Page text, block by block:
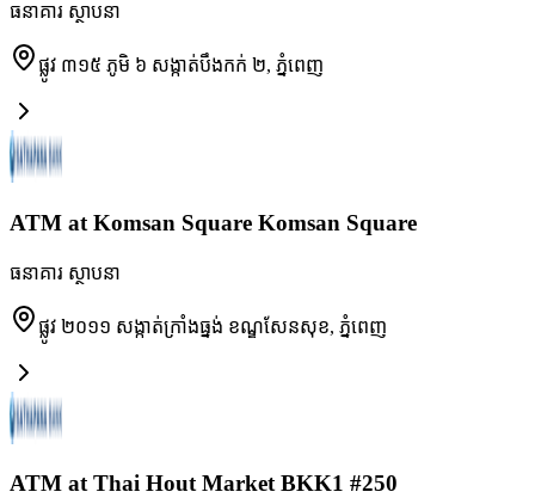
ធនាគារ ស្ថាបនា
ផ្លូវ ៣១៥ ភូមិ ៦ សង្កាត់បឹងកក់ ២, ភ្នំពេញ
ATM at Komsan Square Komsan Square
ធនាគារ ស្ថាបនា
ផ្លូវ ២០១១ សង្កាត់ក្រាំងធ្នង់ ខណ្ឌសែនសុខ, ភ្នំពេញ
ATM at Thai Hout Market BKK1 #250